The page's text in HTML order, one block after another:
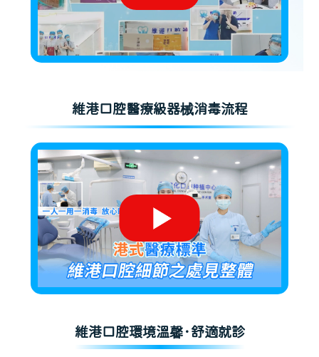
維港口腔醫療級器械消毒流程
維港口腔環境溫馨·舒適就診